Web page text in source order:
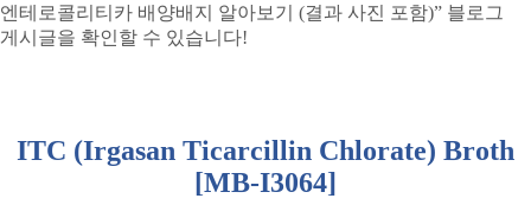
엔테로콜리티카 배양배지 알아보기
(결과 사진 포함)” 블로그
게시글을 확인할 수 있습니다!
ITC (Irgasan Ticarcillin Chlorate) Broth
[MB-I3064]